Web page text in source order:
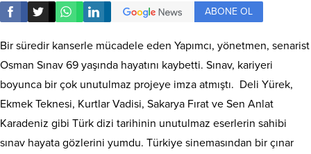
ABONE OL
Bir süredir kanserle mücadele eden Yapımcı, yönetmen, senarist
Osman Sınav 69 yaşında hayatını kaybetti. Sınav, kariyeri
boyunca bir çok unutulmaz projeye imza atmıştı. Deli Yürek,
Ekmek Teknesi, Kurtlar Vadisi, Sakarya Fırat ve Sen Anlat
Karadeniz gibi Türk dizi tarihinin unutulmaz eserlerin sahibi
sınav hayata gözlerini yumdu. Türkiye sinemasından bir çınar